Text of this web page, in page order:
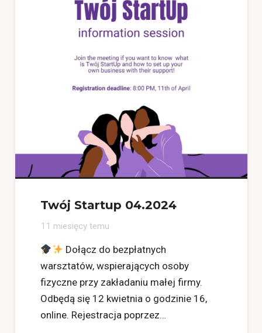
Twój Startup 04.2024
11 miesięcy temu
Dołącz do bezpłatnych
warsztatów, wspierających osoby
fizyczne przy zakładaniu małej firmy.
Odbędą się 12 kwietnia o godzinie 16,
online. Rejestracja poprzez…